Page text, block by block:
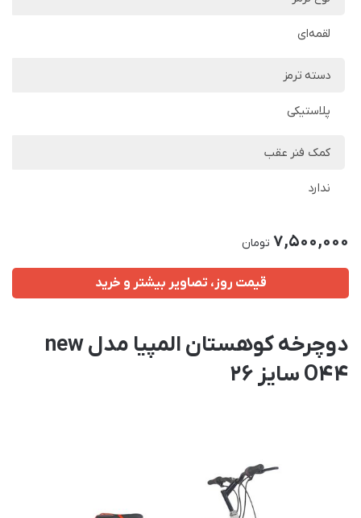
لقمه‌ای
دسته ترمز
پلاستیکی
کمک فنر عقب
ندارد
7,500,000 تومان
قیمت روز، تصاویر بیشتر و خرید
دوچرخه کوهستان المپیا مدل new
O44 سایز 26